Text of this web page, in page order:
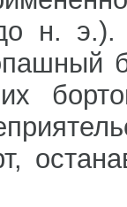
н.